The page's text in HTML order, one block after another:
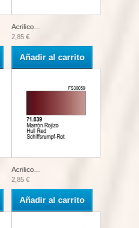
Acrilico...
2,85 €
Añadir al carrito
Acrilico...
2,85 €
Añadir al carrito